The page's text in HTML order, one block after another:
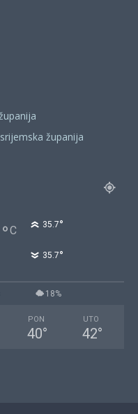
županija
°C 35.7°
35.7°
18%
PON
40°
UTO
42°